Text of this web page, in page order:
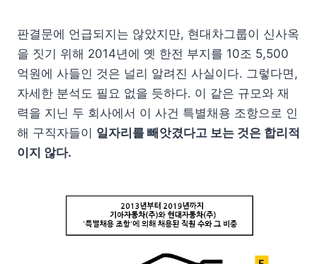
판결문에 언급되지는 않았지만, 현대차그룹이 신사옥
을 짓기 위해 2014년에 옛 한전 부지를 10조 5,500
억원에 사들인 것은 널리 알려진 사실이다. 그렇다면,
자세한 분석도 필요 없을 듯하다. 이 같은 규모와 재
력을 지닌 두 회사에서 이 사건 특별채용 조항으로 인
해 구직자들이 일자리를 빼앗겼다고 보는 것은 합리적
이지 않다.